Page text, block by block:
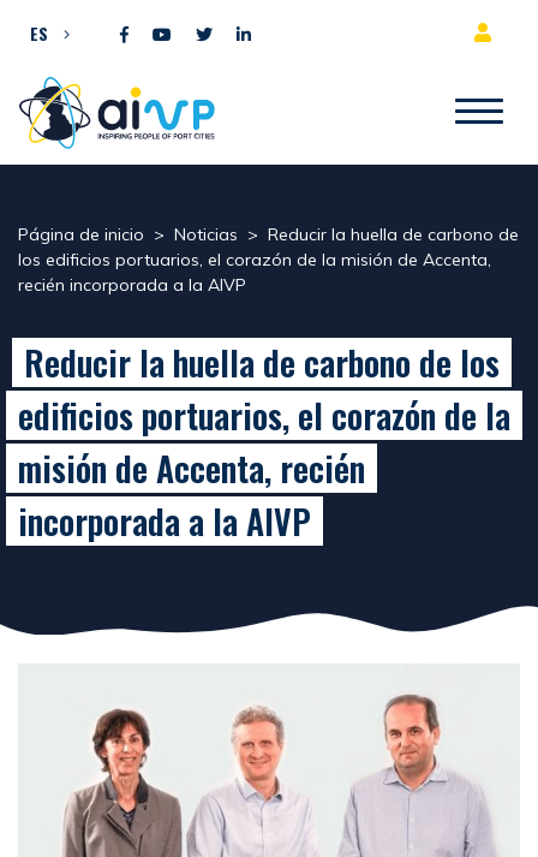
ES
Página de inicio > Noticias > Reducir la huella de carbono de
los edificios portuarios, el corazón de la misión de Accenta,
recién incorporada a la AIVP
Reducir la huella de carbono de los
edificios portuarios, el corazón de la
misión de Accenta, recién
incorporada a la AIVP